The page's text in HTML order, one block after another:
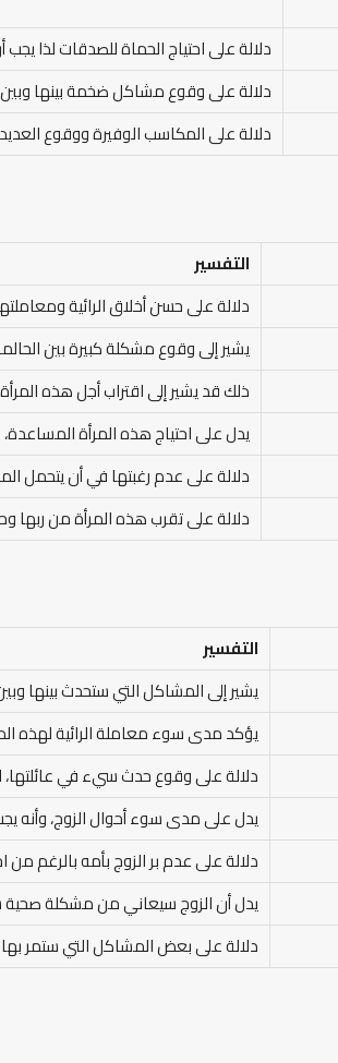
دلالة على احتياج الحماة للصدقات لذا يجب
دلالة على وقوع مشاكل ضخمة بينها وبين
دلالة على المكاسب الوفيرة ووقوع
التفسير
دلالة على حسن أخلاق الرائية
يشير إلى وقوع مشكلة كبيرة بين
ذلك قد يشير إلى اقتراب أجل هذه
يدل على احتياج هذه المرأة
دلالة على عدم رغبتها في أن يتحمل
دلالة على تقرب هذه المرأة من
التفسير
يشير إلى المشاكل التي ستحدث بينها
يؤكد مدى سوء معاملة الرائية لهذه
دلالة على وقوع حدث سيء في عائلتها،
يدل على مدى سوء أحوال الزوج، وأنه
دلالة على عدم بر الزوج بأمه بالرغم من
يدل أن الزوج سيعاني من مشكلة صحية
دلالة على بعض المشاكل التي ستمر